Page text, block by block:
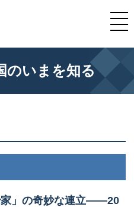
のいまを知る
家」の奇妙な連立――20